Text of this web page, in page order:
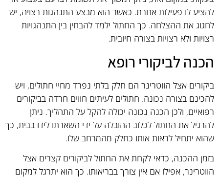
להציע לו פעילות אחרת. כאשר הוא מבצע התנהגות רצויה, יש
לחגוג את ההצלחה. כך החתול ילמד להבחין בין התנהגויות
רצויות ולא רצויות בצורה חיובית.
הכנה לביקורי רופא
ביקורים אצל הווטרינר הם חלק בלתי נפרד מחיי חתולים, ויש
להכינם בצורה נכונה. חתולים לעיתים חווים חרדה בביקורים
רפואיים, ולכן הכנה נכונה יכולה להקל על התהליך. ניתן
להרגיל את החתול לכלוב ההובלה על ידי השארתו לידו בבית, כך
שהוא יתחיל לראות אותו כחלק מהמרחב שלו.
בזמן ההכנה, כדאי לקחת את החתול לביקורים קצרים אצל
הווטרינר, אפילו אם אין צורך בבריאותו. כך הוא יתרגל למקום